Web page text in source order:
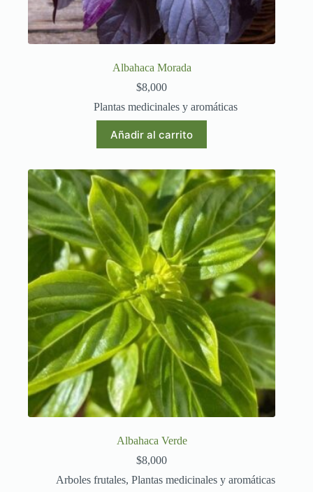
Albahaca Morada
$8,000
Plantas medicinales y aromáticas
Añadir al carrito
Albahaca Verde
$8,000
Arboles frutales,Plantas medicinales y aromáticas